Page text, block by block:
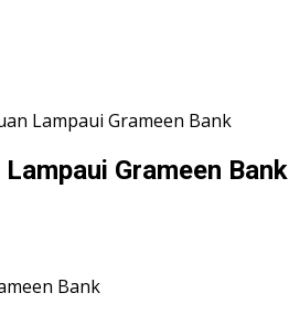
Lampaui Grameen Bank
Grameen Bank